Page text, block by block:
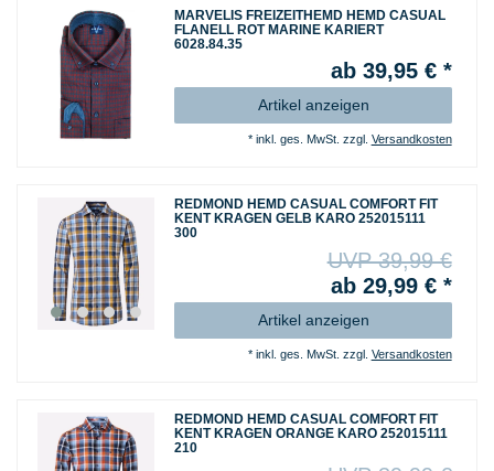
MARVELIS FREIZEITHEMD HEMD CASUAL
FLANELL ROT MARINE KARIERT
6028.84.35
ab 39,95 € *
Artikel anzeigen
* inkl. ges. MwSt. zzgl. Versandkosten
REDMOND HEMD CASUAL COMFORT FIT
KENT KRAGEN GELB KARO 252015111
300
UVP 39,99 €
ab 29,99 € *
Artikel anzeigen
* inkl. ges. MwSt. zzgl. Versandkosten
REDMOND HEMD CASUAL COMFORT FIT
KENT KRAGEN ORANGE KARO 252015111
210